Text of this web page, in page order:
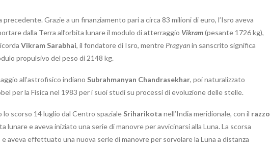
Grazie a un finanziamento pari a circa 83 milioni di euro, l’Isro aveva
dalla Terra all’orbita lunare il modulo di atterraggio Vikram(pesante 1726 kg),
Vikram Sarabhai, il fondatore di Isro, mentre Pragyanin sanscrito significa
propulsivo del peso di 2148 kg.
all’astrofisico indiano Subrahmanyan Chandrasekhar, poi naturalizzato
per la Fisica nel 1983 per i suoi studi su processi di evoluzione delle stelle.
scorso 14 luglio dal Centro spaziale Sriharikota nell’India meridionale, con il razzo
lunare e aveva iniziato una serie di manovre per avvicinarsi alla Luna. La scorsa
e aveva effettuato una nuova serie di manovre per sorvolare la Luna a distanza